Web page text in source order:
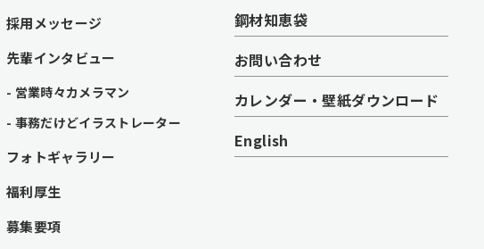
採用メッセージ
先輩インタビュー
営業時々カメラマン
事務だけどイラストレーター
フォトギャラリー
福利厚生
募集要項
鋼材知恵袋
お問い合わせ
カレンダー・壁紙ダウンロード
English